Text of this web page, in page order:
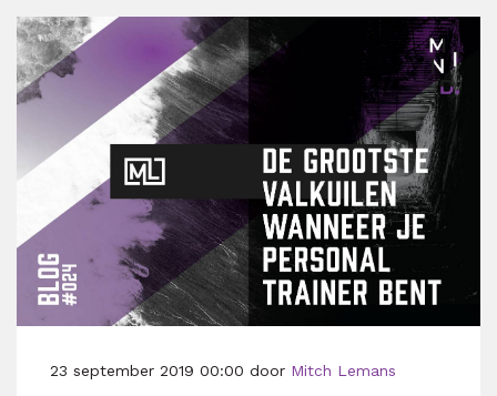
23 september 2019 00:00 door Mitch Lemans